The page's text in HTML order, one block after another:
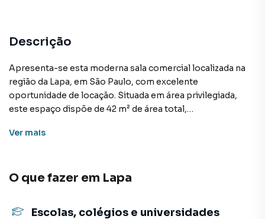
Descrição
Apresenta-se esta moderna sala comercial localizada na
região da Lapa, em São Paulo, com excelente
oportunidade de locação. Situada em área privilegiada,
este espaço dispõe de 42 m² de área total,
negócio.
piso elevado, além de estar totalmente preparada para
Ver mais
O que fazer em Lapa
Escolas, colégios e universidades